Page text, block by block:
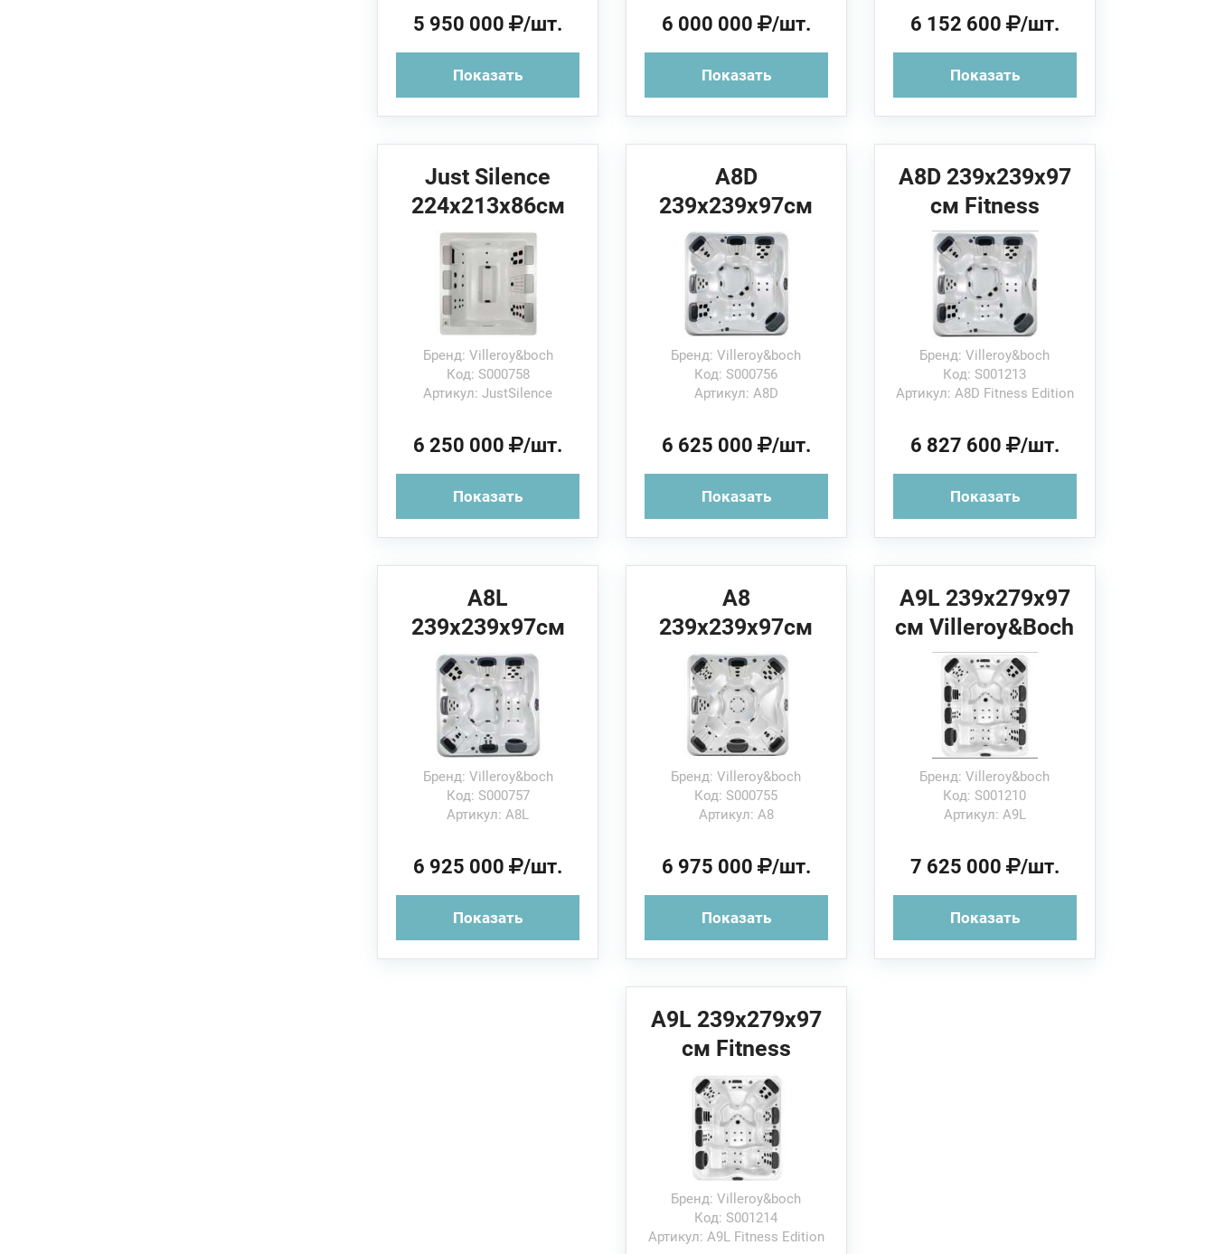
5 950 000 /шт.
Показать
6 000 000 /шт.
Показать
6 152 600 /шт.
Показать
Just Silence
224x213x86см
Villeroy&Boch
Спа бассейн
Бренд: Villeroy&boch
Код: S000758
Артикул: JustSilence
6 250 000 /шт.
Показать
A8D
239x239x97см
Villeroy&Boch
Спа бассейн
Бренд: Villeroy&boch
Код: S000756
Артикул: A8D
6 625 000 /шт.
Показать
A8D 239x239x97
см Fitness
Edition
Villeroy&Boch
Спа бассейн
Бренд: Villeroy&boch
Код: S001213
Артикул: A8D Fitness Edition
6 827 600 /шт.
Показать
A8L
239x239x97см
Villeroy&Boch
Спа бассейн
Бренд: Villeroy&boch
Код: S000757
Артикул: A8L
6 925 000 /шт.
Показать
A8
239x239x97см
Villeroy&Boch
Спа бассейн
Бренд: Villeroy&boch
Код: S000755
Артикул: A8
6 975 000 /шт.
Показать
A9L 239x279х97
см Villeroy&Boch
Спа бассейн
Бренд: Villeroy&boch
Код: S001210
Артикул: A9L
7 625 000 /шт.
Показать
A9L 239x279x97
см Fitness
Edition
Villeroy&Boch
Спа бассейн
Бренд: Villeroy&boch
Код: S001214
Артикул: A9L Fitness Edition